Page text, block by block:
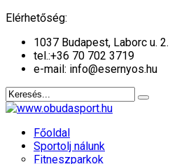
Elérhetőség:
1037 Budapest, Laborc u. 2.
tel.:+36 70 702 3719
e-mail: info@esernyos.hu
Főoldal
Sportolj nálunk
Fitneszparkok
év
hónap
év
hónap